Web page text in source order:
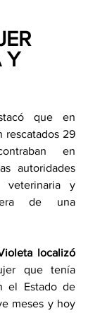
Y
rescatados 29
en
autoridades
veterinaria y
de una
localizó
que tenía
el Estado de
meses y hoy